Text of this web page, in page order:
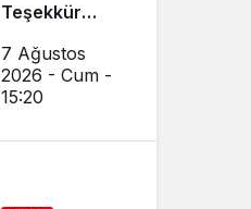
Teşekkür
7 Ağustos
2026 - Cum -
15:20